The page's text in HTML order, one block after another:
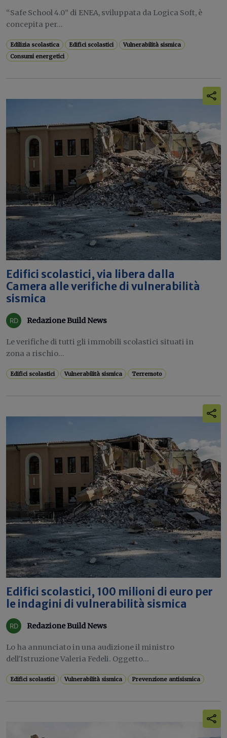
“Safe School 4.0” di ENEA, sviluppata da Logica Soft, è
concepita per...
Edilizia scolastica Edifici scolastici
Vulnerabilità sismica
Consumi energetici
Edifici scolastici, via libera dalla
Camera alle verifiche di vulnerabilità
sismica
Redazione Build News
Le verifiche di tutti gli immobili scolastici situati in
zona a rischio...
Edifici scolastici Vulnerabilità sismica Terremoto
Edifici scolastici, 100 milioni di euro per
le indagini di vulnerabilità sismica
Redazione Build News
Lo ha annunciato in una audizione il ministro
dell'Istruzione Valeria Fedeli. Oggetto...
Edifici scolastici Vulnerabilità sismica Prevenzione antisismica